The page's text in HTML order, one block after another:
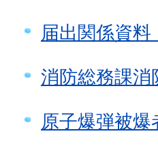
届出関係資
消防総務課消
原子爆弾被爆